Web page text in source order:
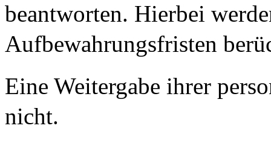
beantworten. Hierbei
Aufbewahrungsfristen
Eine Weitergabe ihrer
nicht.